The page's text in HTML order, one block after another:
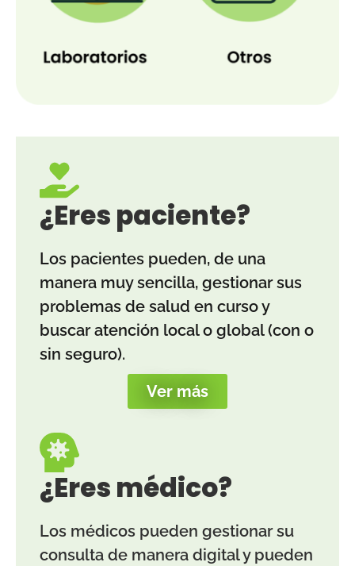
¿Eres paciente?
Los pacientes pueden, de una
manera muy sencilla, gestionar sus
problemas de salud en curso y
buscar atención local o global (con o
sin seguro).
Ver más
¿Eres médico?
Los médicos pueden gestionar su
consulta de manera digital y pueden